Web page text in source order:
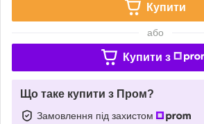
Купити
або
Купити з
Що таке купити з Пром?
Замовлення під захистом